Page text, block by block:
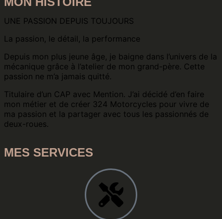
UNE PASSION DEPUIS TOUJOURS
La passion, le détail, la performance
Depuis mon plus jeune âge, je baigne dans l’univers de la
mécanique grâce à l’atelier de mon grand-père. Cette
passion ne m’a jamais quitté.
Titulaire d’un CAP avec Mention. J’ai décidé d’en faire
mon métier et de créer 324 Motorcycles pour vivre de
ma passion et la partager avec tous les passionnés de
deux-roues.
MES SERVICES